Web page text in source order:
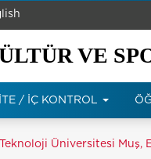
VE
/ İÇ KONTROL
Üniversitesi Muş,